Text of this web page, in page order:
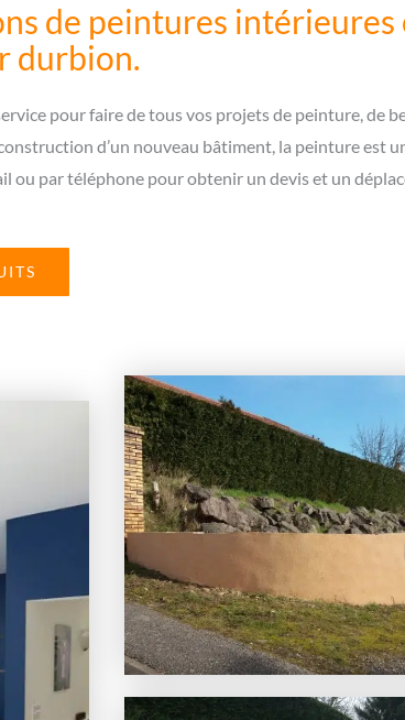
de peintures intérieures
durbion.
pour faire de tous vos projets de peinture, de
d’un nouveau bâtiment, la peinture est
ou par téléphone pour obtenir un devis et un